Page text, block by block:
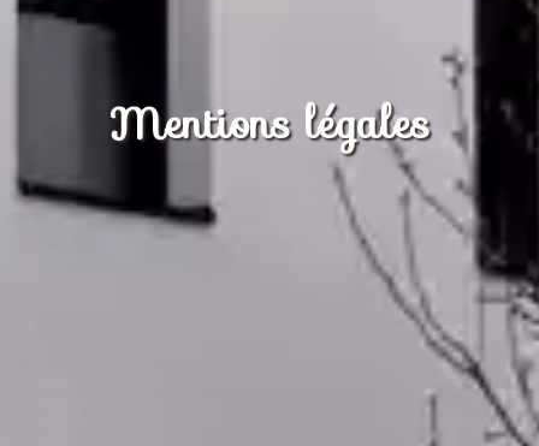
Mentions légales